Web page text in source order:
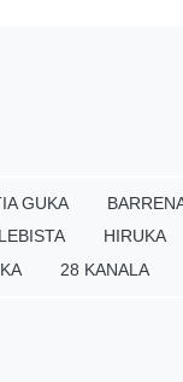
GUKA
HIRUKA
28 KANALA